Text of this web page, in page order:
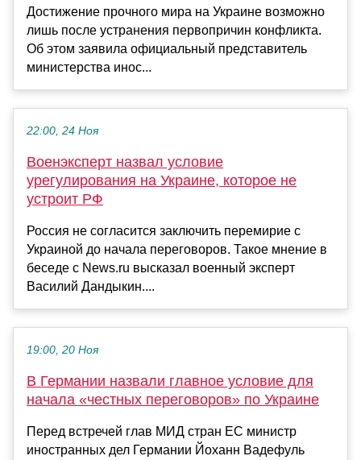
Достижение прочного мира на Украине возможно
лишь после устранения первопричин конфликта.
Об этом заявила официальный представитель
министерства инос...
22:00, 24 Ноя
Военэксперт назвал условие
урегулирования на Украине, которое не
устроит РФ
Россия не согласится заключить перемирие с
Украиной до начала переговоров. Такое мнение в
беседе с News.ru высказал военный эксперт
Василий Дандыкин....
19:00, 20 Ноя
В Германии назвали главное условие для
начала «честных переговоров» по Украине
Перед встречей глав МИД стран ЕС министр
иностранных дел Германии Йоханн Вадефуль